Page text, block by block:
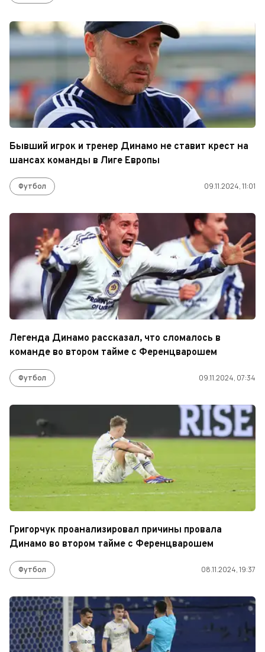
Бывший игрок и тренер Динамо не ставит крест на
шансах команды в Лиге Европы
Футбол 09.11.2024, 11:01
Легенда Динамо рассказал, что сломалось в
команде во втором тайме с Ференцварошем
Футбол 09.11.2024, 07:34
Григорчук проанализировал причины провала
Динамо во втором тайме с Ференцварошем
Футбол 08.11.2024, 19:37